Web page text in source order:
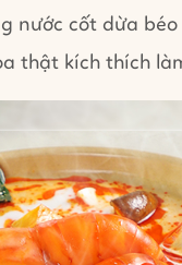
nước cốt dừa
thật kích thích